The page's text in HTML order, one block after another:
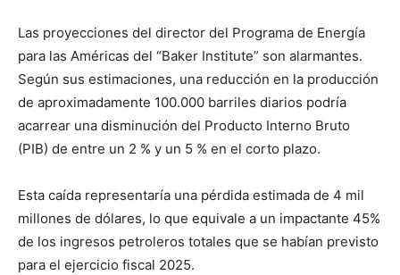
Las proyecciones del director del Programa de Energía
para las Américas del “Baker Institute” son alarmantes.
Según sus estimaciones, una reducción en la producción
de aproximadamente 100.000 barriles diarios podría
acarrear una disminución del Producto Interno Bruto
(PIB) de entre un 2 % y un 5 % en el corto plazo.
Esta caída representaría una pérdida estimada de 4 mil
millones de dólares, lo que equivale a un impactante 45%
de los ingresos petroleros totales que se habían previsto
para el ejercicio fiscal 2025.